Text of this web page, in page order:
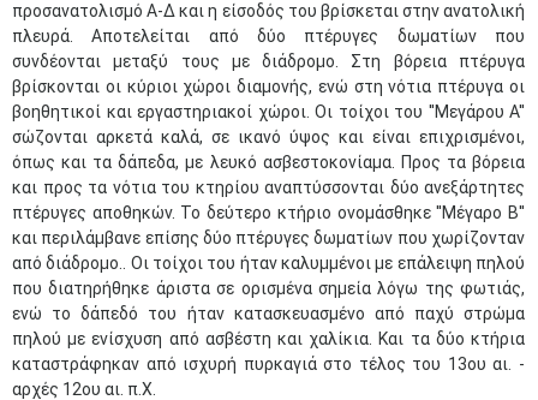
προσανατολισμό Α-Δ και η είσοδός του βρίσκεται στην ανατολική
πλευρά. Αποτελείται από δύο πτέρυγες δωματίων που
συνδέονται μεταξύ τους με διάδρομο. Στη βόρεια πτέρυγα
βρίσκονται οι κύριοι χώροι διαμονής, ενώ στη νότια πτέρυγα οι
βοηθητικοί και εργαστηριακοί χώροι. Οι τοίχοι του ''Μεγάρου Α''
σώζονται αρκετά καλά, σε ικανό ύψος και είναι επιχρισμένοι,
όπως και τα δάπεδα, με λευκό ασβεστοκονίαμα. Προς τα βόρεια
και προς τα νότια του κτηρίου αναπτύσσονται δύο ανεξάρτητες
πτέρυγες αποθηκών. Το δεύτερο κτήριο ονομάσθηκε ''Μέγαρο Β''
και περιλάμβανε επίσης δύο πτέρυγες δωματίων που χωρίζονταν
από διάδρομο.. Οι τοίχοι του ήταν καλυμμένοι με επάλειψη πηλού
που διατηρήθηκε άριστα σε ορισμένα σημεία λόγω της φωτιάς,
ενώ το δάπεδό του ήταν κατασκευασμένο από παχύ στρώμα
πηλού με ενίσχυση από ασβέστη και χαλίκια. Και τα δύο κτήρια
καταστράφηκαν από ισχυρή πυρκαγιά στο τέλος του 13ου αι. -
αρχές 12ου αι. π.Χ.